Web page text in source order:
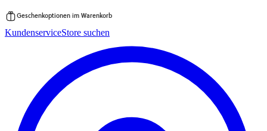
Inhalt
Geschenkoptionen im Warenkorb
KundenserviceStore suchen